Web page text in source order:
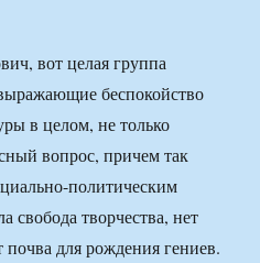
вот целая группа
беспокойство
в целом, не только
вопрос, причем так
политическим
свобода творчества, нет
для рождения гениев.